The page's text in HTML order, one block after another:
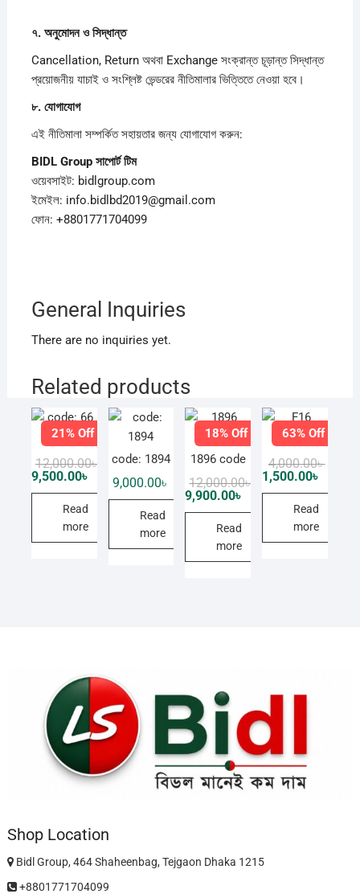
৭. অনুমোদনওসিদ্ধান্ত
Cancellation, Return অথবা Exchange সংক্রান্ত চূড়ান্ত সিদ্ধান্ত
প্রয়োজনীয় যাচাই ও সংশ্লিষ্ট ভেন্ডরের নীতিমালার ভিত্তিতে নেওয়া হবে।
৮. যোগাযোগ
এই নীতিমালা সম্পর্কিত সহায়তার জন্য যোগাযোগ করুন:
BIDL Group সাপোর্টটিম
ওয়েবসাইট: bidlgroup.com
ইমেইল: info.bidlbd2019@gmail.com
ফোন: +8801771704099
General Inquiries
There are no inquiries yet.
Related products
21% Off
code: 66
12,000.00৳
Original
price
was:
12,000.00৳ .
9,500.00৳
Current
price
9,500.00৳ .
Read
more
code: 1894
9,000.00৳
Read
more
18% Off
1896 code
12,000.00৳
Original
price
12,000.00৳ .
9,900.00৳
Current
price
9,900.00৳ .
Read
more
63% Off
F16
4,000.00৳
1,500.00৳
Read
more
Shop Location
Bidl Group, 464 Shaheenbag, Tejgaon Dhaka 1215
+8801771704099